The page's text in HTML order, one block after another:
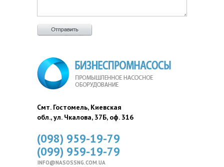
Смт. Гостомель, Киевская
обл., ул. Чкалова, 37Б, оф. 316
(098) 959-19-79
(099) 959-19-79
INFO@NASOSSNG.COM.UA